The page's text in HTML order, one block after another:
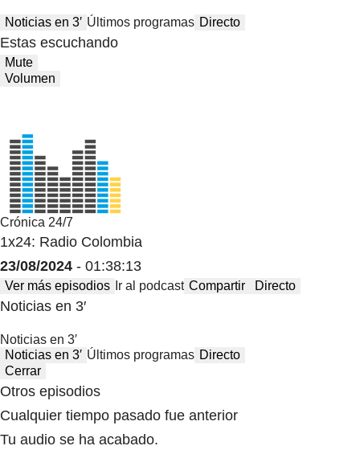
Noticias en 3′ Últimos programas Directo
Estas escuchando
Mute
Volumen
Crónica 24/7
1x24: Radio Colombia
23/08/2024 - 01:38:13
Ver más episodios Ir al podcast Compartir Directo
Noticias en 3′
Noticias en 3′
Noticias en 3′ Últimos programas Directo
Cerrar
Otros episodios
Cualquier tiempo pasado fue anterior
Tu audio se ha acabado.